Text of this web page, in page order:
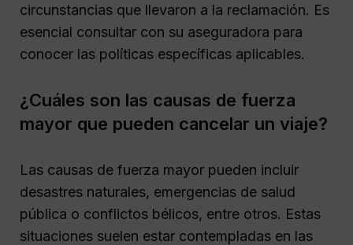
circunstancias que llevaron a la reclamación. Es
esencial consultar con su aseguradora para
conocer las políticas específicas aplicables.
¿Cuáles son las causas de fuerza
mayor que pueden cancelar un viaje?
Las causas de fuerza mayor pueden incluir
desastres naturales, emergencias de salud
pública o conflictos bélicos, entre otros. Estas
situaciones suelen estar contempladas en las